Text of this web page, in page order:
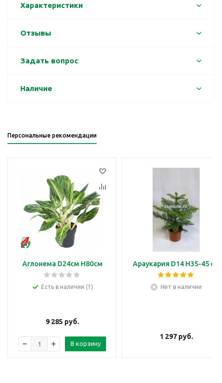
Характеристики
Отзывы
Задать вопрос
Наличие
Персональные рекомендации
Аглонема D24см H80см
Есть в наличии (1)
9 285 руб.
В корзину
Араукария D14 H35-45 см
Нет в наличии
1 297руб.